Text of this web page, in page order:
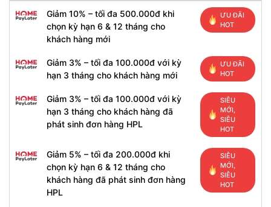
Giảm 10% – tối đa 500.000đ khi
chọn kỳ hạn 6 & 12 tháng cho
khách hàng mới
ƯU ĐÃI
HOT
Giảm 3% – tối đa 100.000đ với kỳ
hạn 3 tháng cho khách hàng mới
ƯU ĐÃI
HOT
Giảm 3% – tối đa 100.000đ với kỳ
hạn 3 tháng cho khách hàng đã
phát sinh đơn hàng HPL
SIÊU
MỚI,
SIÊU
HOT
Giảm 5% – tối đa 200.000đ khi
chọn kỳ hạn 6 & 12 tháng cho
khách hàng đã phát sinh đơn hàng
HPL
SIÊU
MỚI,
SIÊU
HOT